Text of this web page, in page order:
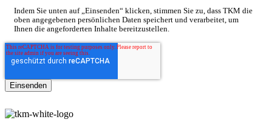
Indem Sie unten auf „Einsenden“ klicken, stimmen Sie zu, dass TKM die
oben angegebenen persönlichen Daten speichert und verarbeitet, um
Ihnen die angeforderten Inhalte bereitzustellen.